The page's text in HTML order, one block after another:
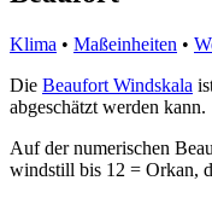
Klima • Maßeinheiten •
Die Beaufort Windskala
abgeschätzt werden kann.
Auf der numerischen
windstill bis 12 = Orkan,